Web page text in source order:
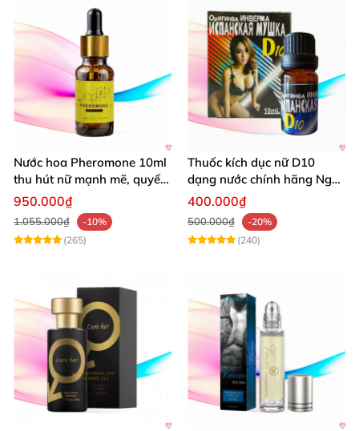
Nước hoa Pheromone 10ml
thu hút nữ mạnh mẽ, quyến
rũ
950.000₫
1.055.000₫
-10%
(265)
Thuốc kích dục nữ D10
dạng nước chính hãng Nga
an toàn mạnh mẽ
400.000₫
500.000₫
-20%
(240)